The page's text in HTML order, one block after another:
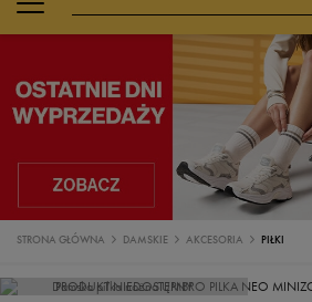
STRONA GŁÓWNA DAMSKIE AKCESORIA PIŁKI
PRODUKT NIEDOSTĘPNY